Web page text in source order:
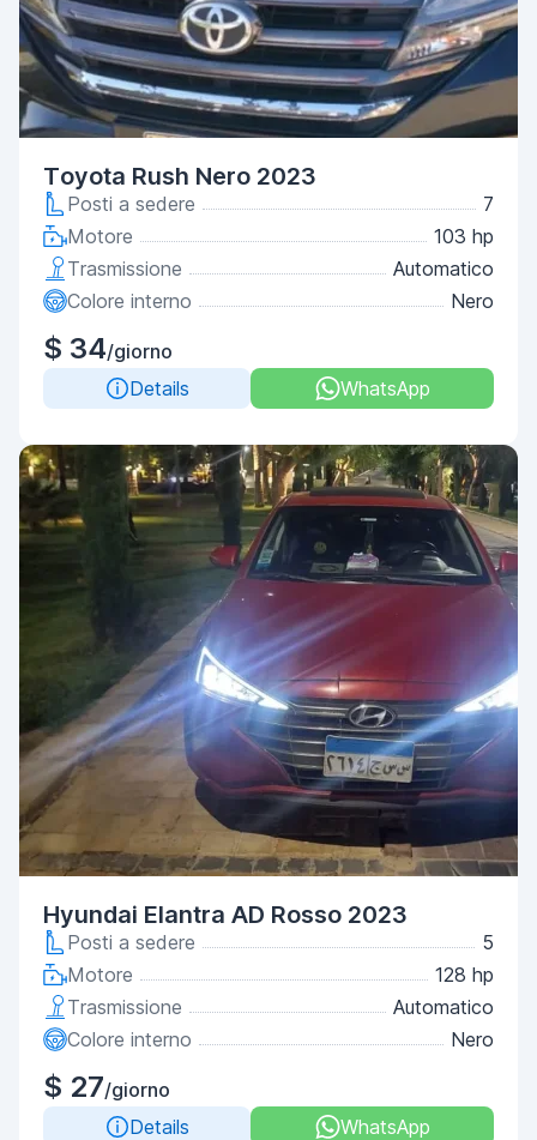
Toyota Rush Nero 2023
Posti a sedere
7
Motore
103 hp
Trasmissione
Automatico
Colore interno
Nero
$ 34/giorno
Details
WhatsApp
Hyundai Elantra AD Rosso 2023
Posti a sedere
5
Motore
128 hp
Trasmissione
Automatico
Colore interno
Nero
$ 27/giorno
Details
WhatsApp